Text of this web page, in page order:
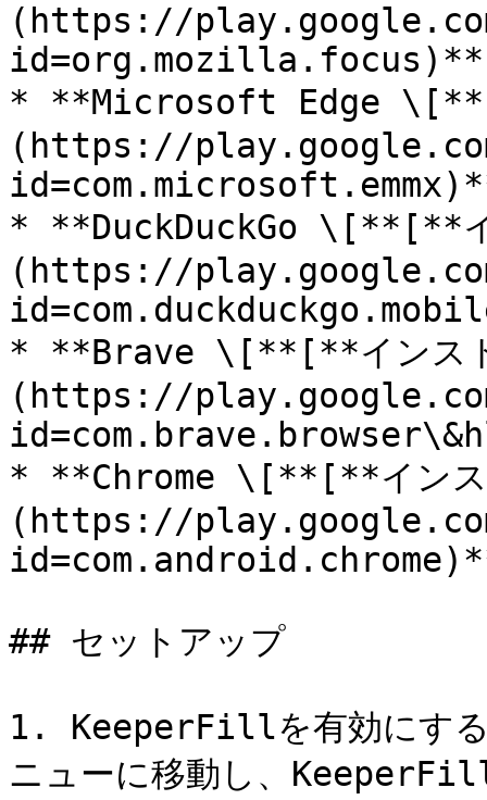
(https://
* **Microsoft Edge
(https://
* **DuckDuckGo \[**[**
(https://
* **Brave \[**[**インス
(https://
* **Chrome \[**[**イン
(https://
## セットアップ
1. KeeperFillを有効にす
ニューに移動し、